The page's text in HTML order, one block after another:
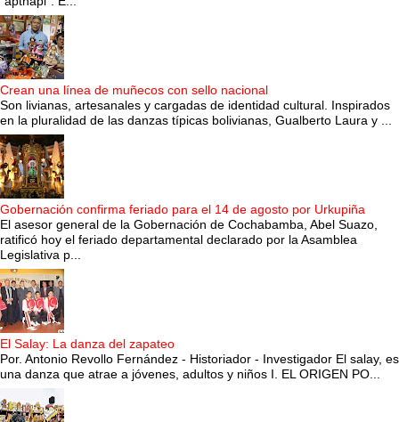
Crean una línea de muñecos con sello nacional
Son livianas, artesanales y cargadas de identidad cultural. Inspirados
en la pluralidad de las danzas típicas bolivianas, Gualberto Laura y ...
Gobernación confirma feriado para el 14 de agosto por Urkupiña
El asesor general de la Gobernación de Cochabamba, Abel Suazo,
ratificó hoy el feriado departamental declarado por la Asamblea
Legislativa p...
El Salay: La danza del zapateo
Por. Antonio Revollo Fernández - Historiador - Investigador El salay, es
una danza que atrae a jóvenes, adultos y niños I. EL ORIGEN PO...